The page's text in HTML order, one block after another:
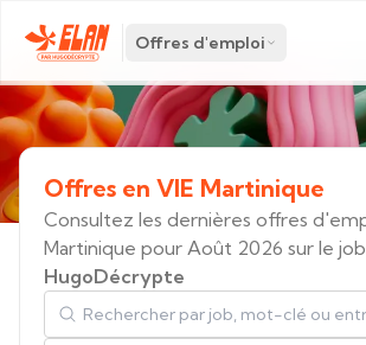
Offres d'emploi
Offres en VIE Martinique
Consultez les dernières offres
Martinique pour Août 2026 sur le
HugoDécrypte
Rechercher par job, mot-clé ou
Localisation